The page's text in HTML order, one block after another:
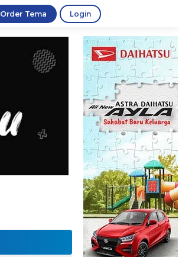
Order Tema Login